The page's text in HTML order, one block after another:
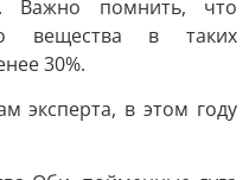
Важно помнить, что
вещества в таких
30%.
эксперта, в этом году